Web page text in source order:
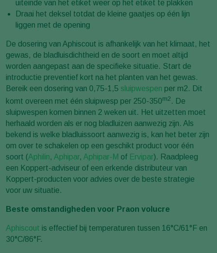
uiteinde van het etiket weer op het etiket te plakken
Draai het deksel totdat de kleine gaatjes op één lijn
liggen met de opening
De dosering van Aphiscout is afhankelijk van het klimaat, het
gewas, de bladluisdichtheid en de soort en moet altijd
worden aangepast aan de specifieke situatie. Start de
introductie preventief kort na het planten van het gewas.
Bereik een dosering van 0,75-1,5 sluipwespen per m2. Dit
komt overeen met één sluipwesp per 250-350m2 . De
sluipwespen komen binnen 2 weken uit. Het uitzetten moet
herhaald worden als er nog bladluizen aanwezig zijn. Als
bekend is welke bladluissoort aanwezig is, kan het beter zijn
om over te schakelen op een geschikt product voor één
soort (Aphilin, Aphipar, Aphipar-M of Ervipar). Raadpleeg
een Koppert-adviseur of een erkende distributeur van
Koppert-producten voor advies over de beste strategie
voor uw situatie.
Beste omstandigheden voor Praon volucre
Aphiscout is effectief bij temperaturen tussen 16°C/61°F en
30°C/86°F.